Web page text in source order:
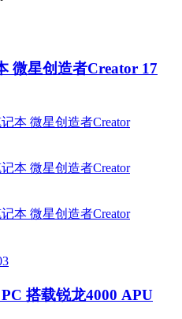
微星创造者Creator 17
搭载锐龙4000 APU